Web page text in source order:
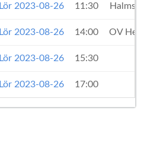
Lör 2023-08-26 11:30
Lör 2023-08-26 14:00 OV
Lör 2023-08-26 15:30
Lör 2023-08-26 17:00